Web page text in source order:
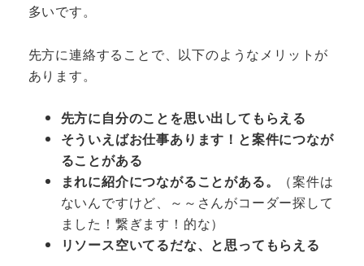
多いです。
先方に連絡することで、以下のようなメリットが
あります。
先方に自分のことを思い出してもらえる
そういえばお仕事あります！と案件につなが
ることがある
まれに紹介につながることがある。
（案件は
ないんですけど、～～さんがコーダー探して
ました！繋ぎます！的な）
リソース空いてるだな、と思ってもらえる